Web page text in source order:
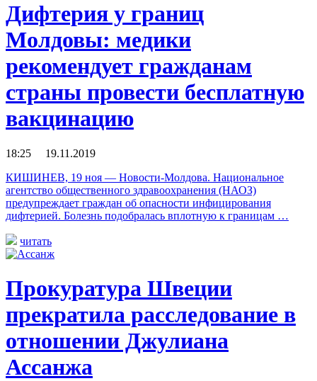
Дифтерия у границ
Молдовы: медики
рекомендует гражданам
страны провести бесплатную
вакцинацию
18:25 19.11.2019
КИШИНЕВ, 19 ноя — Новости-Молдова. Национальное
агентство общественного здравоохранения (НАОЗ)
предупреждает граждан об опасности инфицирования
дифтерией. Болезнь подобралась вплотную к границам …
читать
Прокуратура Швеции
прекратила расследование в
отношении Джулиана
Ассанжа